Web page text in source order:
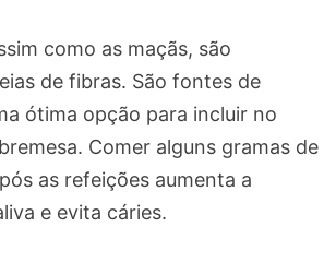
como as maçãs, são
de fibras. São fontes de
ótima opção para incluir no
Comer alguns gramas de
as refeições aumenta a
e evita cáries.